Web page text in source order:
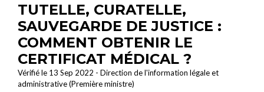
TUTELLE, CURATELLE,
SAUVEGARDE DE JUSTICE :
COMMENT OBTENIR LE
CERTIFICAT MÉDICAL ?
Vérifié le 13 Sep 2022 - Direction de l'information légale et
administrative (Première ministre)